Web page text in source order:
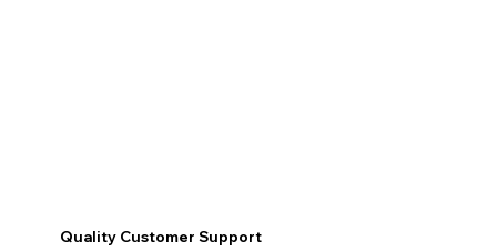
Quality Customer Support